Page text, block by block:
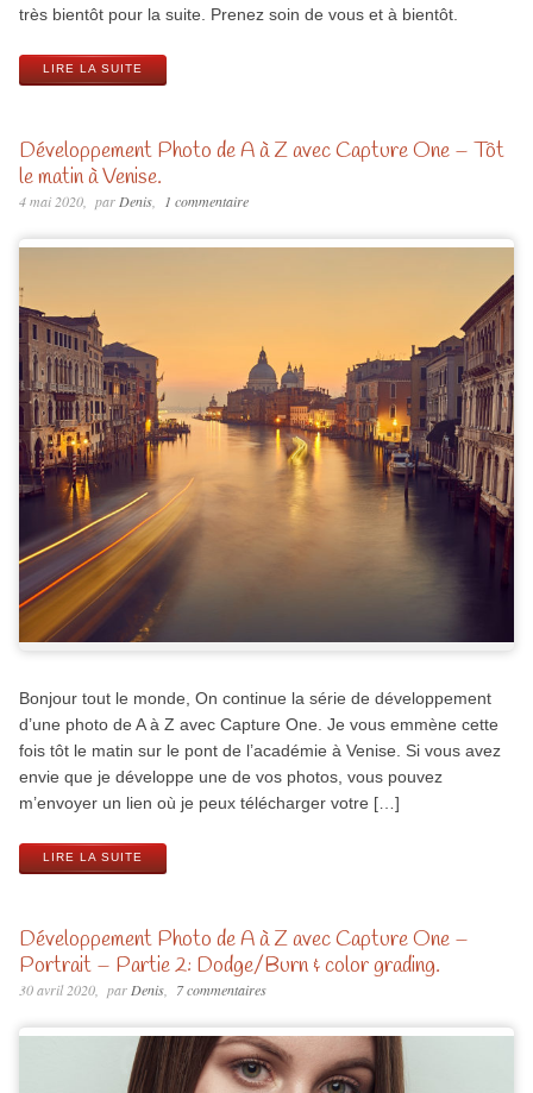
très bientôt pour la suite. Prenez soin de vous et à bientôt.
LIRE LA SUITE
Développement Photo de A à Z avec Capture One – Tôt
le matin à Venise.
4 mai 2020 parDenis 1 commentaire
Bonjour tout le monde, On continue la série de développement
d’une photo de A à Z avec Capture One. Je vous emmène cette
fois tôt le matin sur le pont de l’académie à Venise. Si vous avez
envie que je développe une de vos photos, vous pouvez
m’envoyer un lien où je peux télécharger votre […]
LIRE LA SUITE
Développement Photo de A à Z avec Capture One –
Portrait – Partie 2: Dodge/Burn & color grading.
30 avril 2020 parDenis 7 commentaires